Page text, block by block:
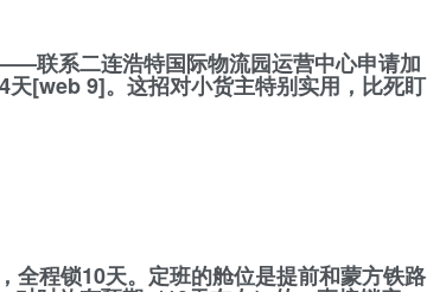
——联系二连浩特国际物流园运营中心申请加
天[web 9]。这招对小货主特别实用，比死盯
全程锁10天。定班的舱位是提前和蒙方铁路